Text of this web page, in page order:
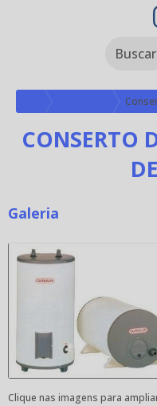
CONSERTO
Galeria
Clique nas imagens para